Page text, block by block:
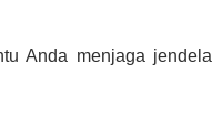
Anda menjaga jendela